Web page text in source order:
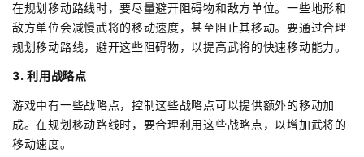
在规划移动路线时，要尽量避开阻碍物和敌方单位。一些地形和
敌方单位会减慢武将的移动速度，甚至阻止其移动。要通过合理
规划移动路线，避开这些阻碍物，以提高武将的快速移动能力。
3. 利用战略点
游戏中有一些战略点，控制这些战略点可以提供额外的移动加
成。在规划移动路线时，要合理利用这些战略点，以增加武将的
移动速度。